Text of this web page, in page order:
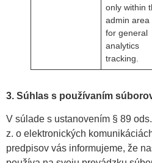
only within
admin area
for general
analytics
tracking.
3. Súhlas s používaním
V súlade s ustanovením § 89
z. o elektronických
predpisov vás informujeme, že